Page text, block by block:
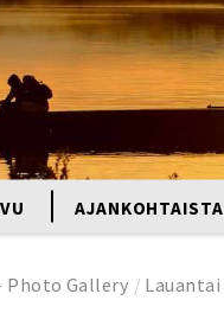
AJANKOHTAISTA
Photo Gallery / Lauantai